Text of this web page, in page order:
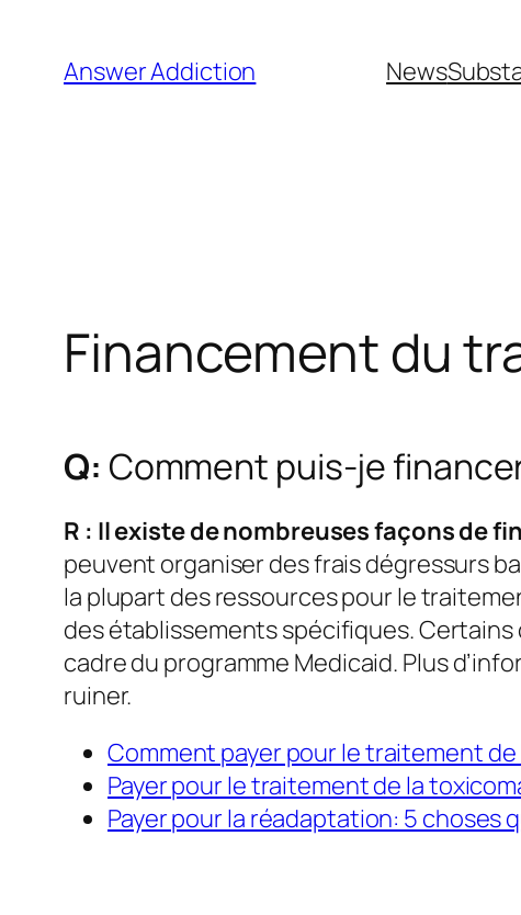
contenu
Answer Addiction News
Financement du
Q: Comment puis-je
R : Il existe de nombreuses façons de
peuvent organiser des frais dégressurs
la plupart des ressources pour le
des établissements spécifiques.
cadre du programme Medicaid. Plus
ruiner.
Comment payer pour le traitement
Payer pour le traitement de la
Payer pour la réadaptation: 5 choses